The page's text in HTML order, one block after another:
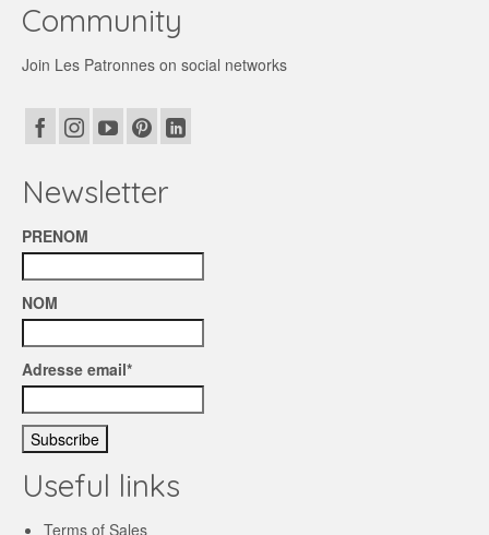
Community
Join Les Patronnes on social networks
Newsletter
PRENOM
NOM
Adresse email*
Useful links
Terms of Sales